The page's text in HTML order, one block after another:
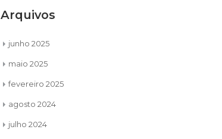
Arquivos
junho 2025
maio 2025
fevereiro 2025
agosto 2024
julho 2024